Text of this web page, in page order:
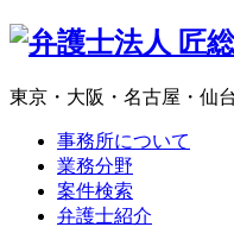
東京・大阪・名古屋・仙
事務所について
業務分野
案件検索
弁護士紹介